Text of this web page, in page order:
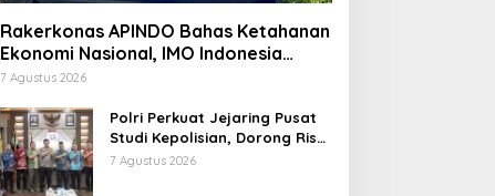
Rakerkonas APINDO Bahas Ketahanan
Ekonomi Nasional, IMO Indonesia
Soroti Pentingnya Kolaborasi Lintas
7 Agustus 2026
Polri Perkuat Jejaring Pusat
Studi Kepolisian, Dorong Riset
Jadi Dasar Kebijakan dan
7 Agustus 2026